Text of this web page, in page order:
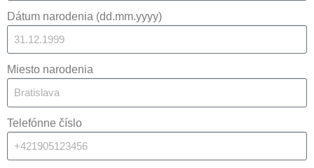
Dátum narodenia (dd.mm.yyyy)
Miesto narodenia
Telefónne číslo